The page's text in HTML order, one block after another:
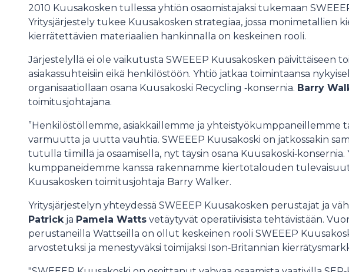
2010 Kuusakosken tullessa yhtiön osaomistajaksi tukemaan
Yritysjärjestely tukee Kuusakosken strategiaa, jossa monimetallien
kierrätettävien materiaalien hankinnalla on keskeinen rooli.
Järjestelyllä ei ole vaikutusta SWEEEP Kuusakosken päivittäiseen
asiakassuhteisiin eikä henkilöstöön. Yhtiö jatkaa toimintaansa
organisaatiollaan osana Kuusakoski Recycling ‑konsernia. Barry
toimitusjohtajana.
”Henkilöstöllemme, asiakkaillemme ja yhteistyökumppaneillemme
varmuutta ja uutta vauhtia. SWEEEP Kuusakoski on jatkossakin
tutulla tiimillä ja osaamisella, nyt täysin osana Kuusakoski‑konsernia.
kumppaneidemme kanssa rakennamme kiertotalouden
Kuusakosken toimitusjohtaja Barry Walker.
Yritysjärjestelyn yhteydessä SWEEEP Kuusakosken perustajat ja
Patrickja Pamela Watts vetäytyvät operatiivisista tehtävistään.
perustaneilla Wattseilla on ollut keskeinen rooli SWEEEP
arvostetuksi ja menestyväksi toimijaksi Ison‑Britannian